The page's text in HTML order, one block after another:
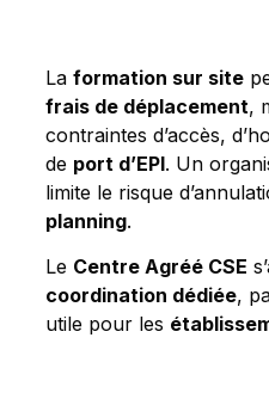
Laformation sur site
frais de déplacement,
contraintes d’accès,
de port d’EPI. Un
limite le risque
planning.
Le Centre Agréé CSE
coordination dédiée,
utile pour les